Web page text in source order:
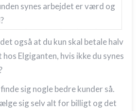
synes arbejdet er værd og
også at du kun skal betale halv
Elgiganten, hvis ikke du synes
sig nogle bedre kunder så.
sig selv alt for billigt og det